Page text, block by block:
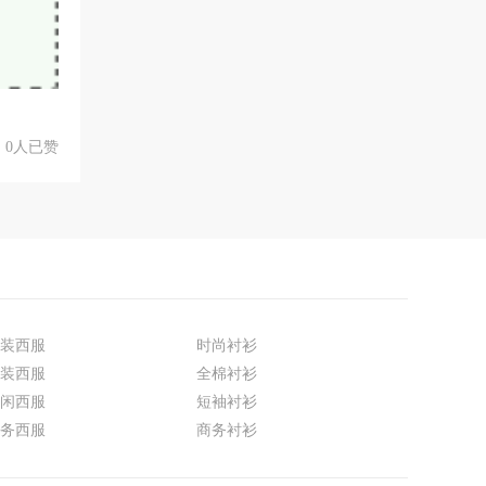
0人已赞
西服
西服
西服
西服
时尚衬衫
全棉衬衫
短袖衬衫
商务衬衫